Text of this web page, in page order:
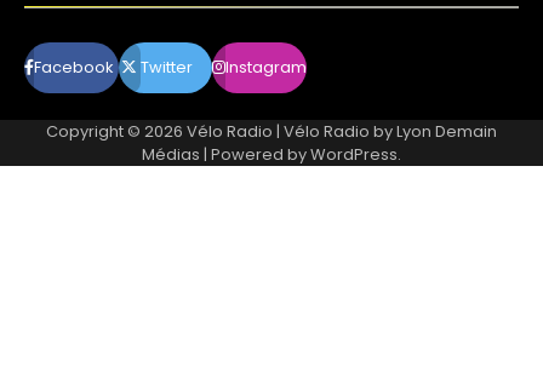
Facebook Twitter Instagram
Copyright © 2026 Vélo Radio | Vélo Radio byLyon Demain
Médias | Powered byWordPress.